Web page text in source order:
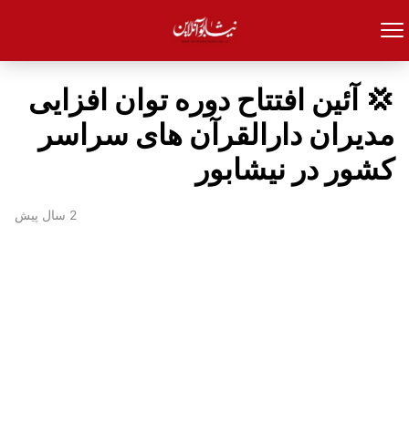
💢 آئین افتتاح دوره توان افزایی
مدیران دارالقرآن های سراسر
کشور در نیشابور
2 سال پیش